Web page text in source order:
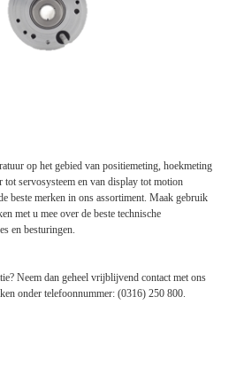
op het gebied van positiemeting, hoekmeting
tot servosysteem en van display tot motion
beste merken in ons assortiment. Maak gebruik
met u mee over de beste technische
en besturingen.
Neem dan geheel vrijblijvend contact met ons
onder telefoonnummer: (0316) 250 800.